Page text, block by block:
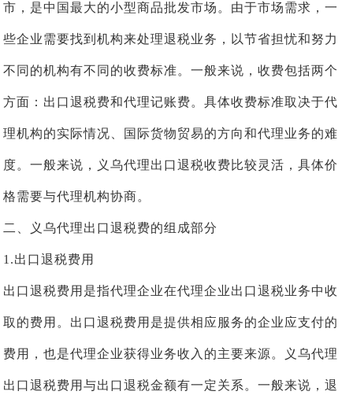
市，是中国最大的小型商品批发市场。由于市场需求，一
些企业需要找到机构来处理退税业务，以节省担忧和努力
不同的机构有不同的收费标准。一般来说，收费包括两个
方面：出口退税费和代理记账费。具体收费标准取决于代
理机构的实际情况、国际货物贸易的方向和代理业务的难
度。一般来说，义乌代理出口退税收费比较灵活，具体价
格需要与代理机构协商。
二、义乌代理出口退税费的组成部分
1.出口退税费用
出口退税费用是指代理企业在代理企业出口退税业务中收
取的费用。出口退税费用是提供相应服务的企业应支付的
费用，也是代理企业获得业务收入的主要来源。义乌代理
出口退税费用与出口退税金额有一定关系。一般来说，退